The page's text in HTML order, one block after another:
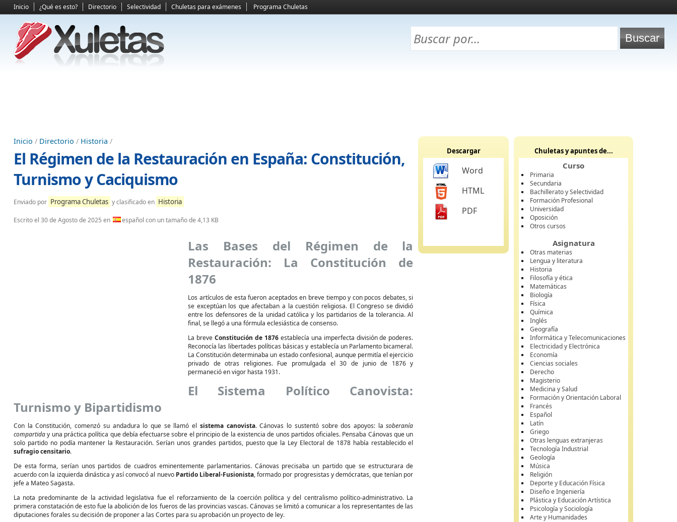
Inicio ¿Qué es esto? Directorio Selectividad Chuletas para exámenes Programa Chuletas
Inicio / Directorio / Historia /
El Régimen de la Restauración en España: Constitución,
Turnismo y Caciquismo
Enviado por Programa Chuletas y clasificado en Historia
Escrito el 30 de Agosto de 2025 en español con un tamaño de 4,13 KB
Las Bases del Régimen de la
Restauración: La Constitución de
1876
Los artículos de esta fueron aceptados en breve tiempo y con pocos debates, si
se exceptúan los que afectaban a la cuestión religiosa. El Congreso se dividió
entre los defensores de la unidad católica y los partidarios de la tolerancia. Al
final, se llegó a una fórmula eclesiástica de consenso.
La breve Constitución de 1876establecía una imperfecta división de poderes.
Reconocía las libertades políticas básicas y establecía un Parlamento bicameral.
La Constitución determinaba un estado confesional, aunque permitía el ejercicio
privado de otras religiones. Fue promulgada el 30 de junio de 1876 y
permaneció en vigor hasta 1931.
El Sistema Político Canovista:
Turnismo y Bipartidismo
Con la Constitución, comenzó su andadura lo que se llamó el sistema canovista. Cánovas lo sustentó sobre dos apoyos: lasoberanía
compartiday una práctica política que debía efectuarse sobre el principio de la existencia de unos partidos oficiales. Pensaba Cánovas que un
solo partido no podía mantener la Restauración. Serían unos grandes partidos, puesto que la Ley Electoral de 1878 había restablecido el
sufragio censitario.
De esta forma, serían unos partidos de cuadros eminentemente parlamentarios. Cánovas precisaba un partido que se estructurara de
acuerdo con la izquierda dinástica y así convocó al nuevo Partido Liberal-Fusionista, formado por progresistas y demócratas, que tenían por
jefe a Mateo Sagasta.
La nota predominante de la actividad legislativa fue el reforzamiento de la coerción política y del centralismo político-administrativo. La
primera constatación de esto fue la abolición de los fueros de las provincias vascas. Cánovas se limitó a comunicar a los representantes de las
diputaciones forales su decisión de proponer a las Cortes para su aprobación un proyecto de ley.
Descargar
Word
HTML
PDF
Chuletas y apuntes de...
Curso
Primaria
Secundaria
Bachillerato y Selectividad
Formación Profesional
Universidad
Oposición
Otros cursos
Asignatura
Otras materias
Lengua y literatura
Historia
Filosofía y ética
Matemáticas
Biología
Física
Química
Inglés
Geografía
Informática y Telecomunicaciones
Electricidad y Electrónica
Economía
Ciencias sociales
Derecho
Magisterio
Medicina y Salud
Formación y Orientación Laboral
Francés
Español
Latín
Griego
Otras lenguas extranjeras
Tecnología Industrial
Geología
Música
Religión
Deporte y Educación Física
Diseño e Ingeniería
Plástica y Educación Artística
Psicología y Sociología
Arte y Humanidades